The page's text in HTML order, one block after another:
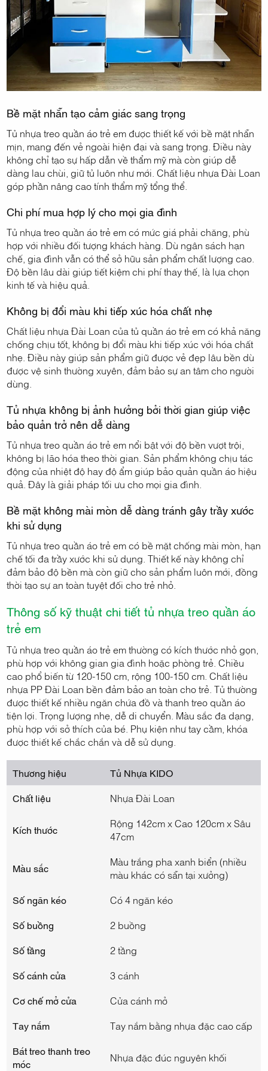
Bề mặt nhẵn tạo cảm giác sang trọng
Tủ nhựa treo quần áo trẻ em được thiết kế với bề mặt nhẵn
mịn, mang đến vẻ ngoài hiện đại và sang trọng. Điều này
không chỉ tạo sự hấp dẫn về thẩm mỹ mà còn giúp dễ
dàng lau chùi, giữ tủ luôn như mới. Chất liệu nhựa Đài Loan
góp phần nâng cao tính thẩm mỹ tổng thể.
Chi phí mua hợp lý cho mọi gia đình
Tủ nhựa treo quần áo trẻ em có mức giá phải chăng, phù
hợp với nhiều đối tượng khách hàng. Dù ngân sách hạn
chế, gia đình vẫn có thể sở hữu sản phẩm chất lượng cao.
Độ bền lâu dài giúp tiết kiệm chi phí thay thế, là lựa chọn
kinh tế và hiệu quả.
Không bị đổi màu khi tiếp xúc hóa chất nhẹ
Chất liệu nhựa Đài Loan của tủ quần áo trẻ em có khả năng
chống chịu tốt, không bị đổi màu khi tiếp xúc với hóa chất
nhẹ. Điều này giúp sản phẩm giữ được vẻ đẹp lâu bền dù
được vệ sinh thường xuyên, đảm bảo sự an tâm cho người
dùng.
Tủ nhựa không bị ảnh hưởng bởi thời gian giúp việc
bảo quản trở nên dễ dàng
Tủ nhựa treo quần áo trẻ em nổi bật với độ bền vượt trội,
không bị lão hóa theo thời gian. Sản phẩm không chịu tác
động của nhiệt độ hay độ ẩm giúp bảo quản quần áo hiệu
quả. Đây là giải pháp tối ưu cho mọi gia đình.
Bề mặt không mài mòn dễ dàng tránh gây trầy xước
khi sử dụng
Tủ nhựa treo quần áo trẻ em có bề mặt chống mài mòn, hạn
chế tối đa trầy xước khi sử dụng. Thiết kế này không chỉ
đảm bảo độ bền mà còn giữ cho sản phẩm luôn mới, đồng
thời tạo sự an toàn tuyệt đối cho trẻ nhỏ.
Thông số kỹ thuật chi tiết tủ nhựa treo quần áo
trẻ em
Tủ nhựa treo quần áo trẻ em thường có kích thước nhỏ gọn,
phù hợp với không gian gia đình hoặc phòng trẻ. Chiều
cao phổ biến từ 120-150 cm, rộng 100-150 cm. Chất liệu
nhựa PP Đài Loan bền đảm bảo an toàn cho trẻ. Tủ thường
được thiết kế nhiều ngăn chứa đồ và thanh treo quần áo
tiện lợi. Trọng lượng nhẹ, dễ di chuyển. Màu sắc đa dạng,
phù hợp với sở thích của bé. Phụ kiện như tay cầm, khóa
được thiết kế chắc chắn và dễ sử dụng.
Thương hiệu
Tủ Nhựa KIDO
Chất liệu
Nhựa Đài Loan
Kích thước
Rộng 142cm x Cao 120cm x Sâu
47cm
Màu sắc
Màu trắng pha xanh biển (nhiều
màu khác có sẵn tại xưởng)
Số ngăn kéo
Có 4 ngăn kéo
Số buồng
2 buồng
Số tầng
2 tầng
Số cánh cửa
3 cánh
Cơ chế mở cửa
Cửa cánh mở
Tay nắm
Tay nắm bằng nhựa đặc cao cấp
Bát treo thanh treo
móc
Nhựa đặc đúc nguyên khối